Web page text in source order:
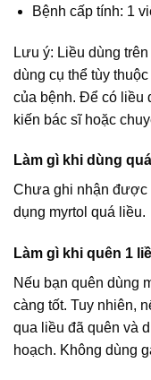
Bệnh cấp tính: 1
Lưu ý: Liều dùng
dùng cụ thể tùy
của bệnh. Để có liều
kiến bác sĩ hoặc
Làm gì khi dùng
Chưa ghi nhận được
dụng myrtol quá liều.
Làm gì khi quên 1
Nếu bạn quên dùng
càng tốt. Tuy nhiên,
qua liều đã quên và
hoạch. Không dùng